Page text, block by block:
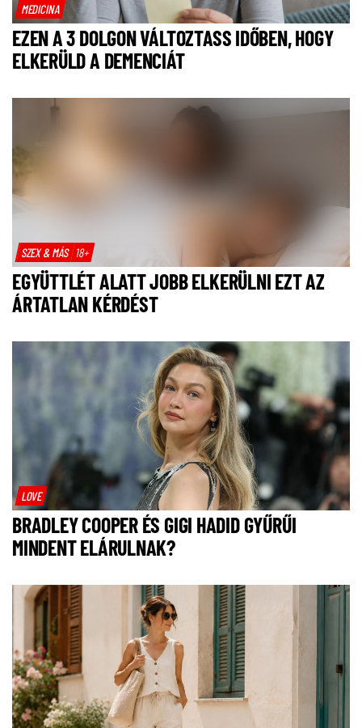
MEDICINA
EZEN A 3 DOLGON VÁLTOZTASS IDŐBEN, HOGY
ELKERÜLD A DEMENCIÁT
SZEX & MÁS 18+
EGYÜTTLÉT ALATT JOBB ELKERÜLNI EZT AZ
ÁRTATLAN KÉRDÉST
LOVE
BRADLEY COOPER ÉS GIGI HADID GYŰRŰI
MINDENT ELÁRULNAK?